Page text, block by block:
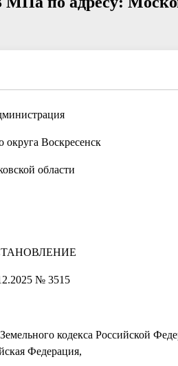
округа Воскресенск
области
№ 3515
кодекса Российской
Федерация,